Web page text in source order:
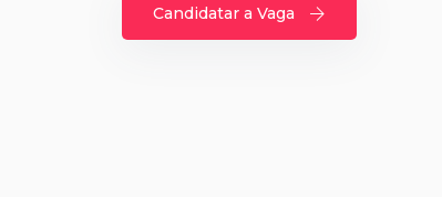
Candidatar a Vaga